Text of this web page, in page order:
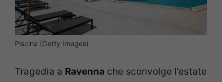
Piscina (Getty Images)
Tragedia a Ravenna che sconvolge l’estate